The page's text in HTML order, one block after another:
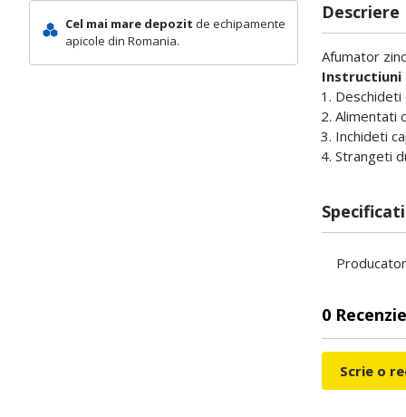
Cel mai mare depozit de echipamente
apicole din Romania.
Descriere
Afumator
Instructiuni
Deschideti
Alimentati
Inchideti
Strangeti
Producator
0
Scrie o